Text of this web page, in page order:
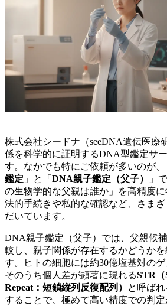
株式会社シードナ（seeDNA遺伝医療
係を科学的に証明するDNA型鑑定サ
す。なかでも特にご依頼が多いのが、
鑑定 」と「 DNA親子鑑定（父子）
」
の生物学的な父親は誰か」を高精度に
法的手続きや私的な確認など、さま
だいています。
DNA親子鑑定（父子）では、父親候
較し、親子関係が存在するかどうか
す。ヒトの細胞には約30億塩基対のゲ
そのうち個人差が顕著に現れるSTR（
Repeat：短鎖縦列反復配列）
と呼ば
することで、極めて高い精度での判